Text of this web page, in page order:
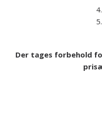
Der tages forbehold